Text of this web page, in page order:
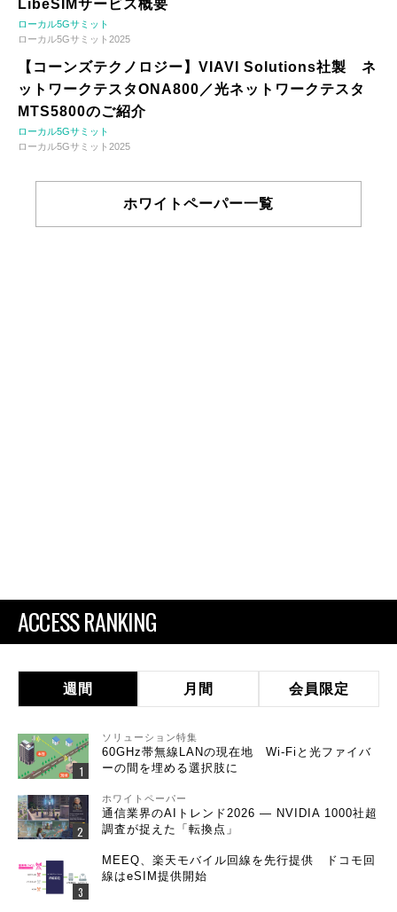
LibeSIMサービス概要
ローカル5Gサミット
ローカル5Gサミット2025
【コーンズテクノロジー】VIAVI Solutions社製 ネ
ットワークテスタONA800／光ネットワークテスタ
MTS5800のご紹介
ローカル5Gサミット
ローカル5Gサミット2025
ホワイトペーパー一覧
ACCESS RANKING
週間 月間 会員限定
ソリューション特集
60GHz帯無線LANの現在地 Wi-Fiと光ファイバ
ーの間を埋める選択肢に
ホワイトペーパー
通信業界のAIトレンド2026 ― NVIDIA 1000社超
調査が捉えた「転換点」
MEEQ、楽天モバイル回線を先行提供 ドコモ回
線はeSIM提供開始